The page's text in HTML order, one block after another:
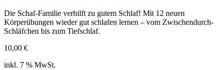
Die Schaf-Familie verhilft zu gutem Schlaf! Mit 12 neuen
Körperübungen wieder gut schlafen lernen – vom Zwischendurch-
Schläfchen bis zum Tiefschlaf.
10,00 €
inkl. 7 % MwSt.